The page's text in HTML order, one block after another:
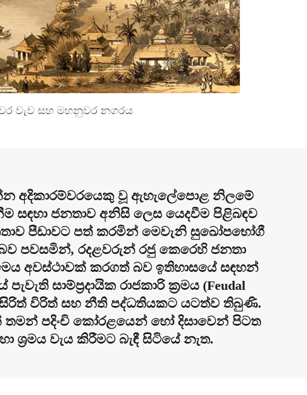
වැව සහ මහනුවර නගරය
අදිකාරම්වරයෙකු වූ ඇහැලේපොළ නිලමේ
සඳහා ජනතාව අනිසි ලෙස යෙදවීම පිළිබඳව
පීඩාවට පත් කරමින් මෙවැනි සුඛෝපභෝගී
පවසමින්, රදළවරුන් රජු කෙරෙහි ජනතා
අවස්ථාවක් කරගත් බව ඉතිහාසයේ සඳහන්
සාම්ප්‍රදායික රාජකාරි ක්‍රමය (Feudal
සිරිත් විරිත් සහ නීති පද්ධතියකට යටත්ව තිබුණි.
තමන් පදිංචි කෝරළයෙන් හෝ දිසාවෙන් පිටත
ශ්‍රමය වැය කිරීමට බැඳී සිටියේ නැත.